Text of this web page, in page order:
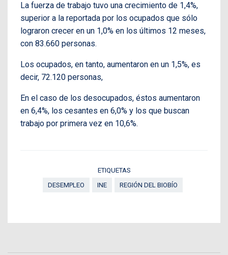
La fuerza de trabajo tuvo una crecimiento de 1,4%,
superior a la reportada por los ocupados que sólo
lograron crecer en un 1,0% en los últimos 12 meses,
con 83.660 personas.
Los ocupados, en tanto, aumentaron en un 1,5%, es
decir, 72.120 personas,
En el caso de los desocupados, éstos aumentaron
en 6,4%, los cesantes en 6,0% y los que buscan
trabajo por primera vez en 10,6%.
ETIQUETAS
DESEMPLEO
INE REGIÓN DEL BIOBÍO